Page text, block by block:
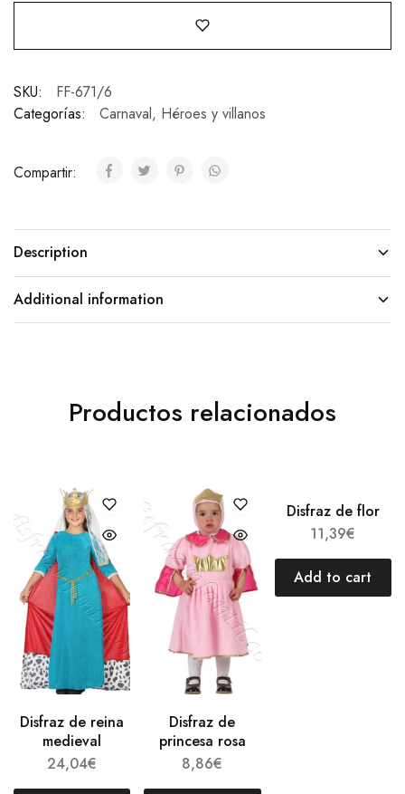
SKU:
FF-671/6
Categorías:
Carnaval, Héroes y villanos
Compartir:
Description
Additional information
Productos relacionados
Disfraz de reina
medieval
24,04€
Disfraz de
princesa rosa
8,86€
Disfraz de flor
11,39€
Add to cart